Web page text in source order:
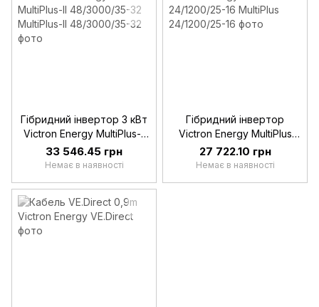
Гібридний інвертор 3 кВт
Victron Energy MultiPlus-II
48/3000/35-32
33 546.45 грн
Немає в наявності
Гібридний інвертор
Victron Energy MultiPlus
24/1200/25-16
27 722.10 грн
Немає в наявності